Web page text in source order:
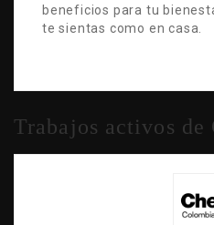
beneficios para tu
te sientas como en casa.
Trabajos activos